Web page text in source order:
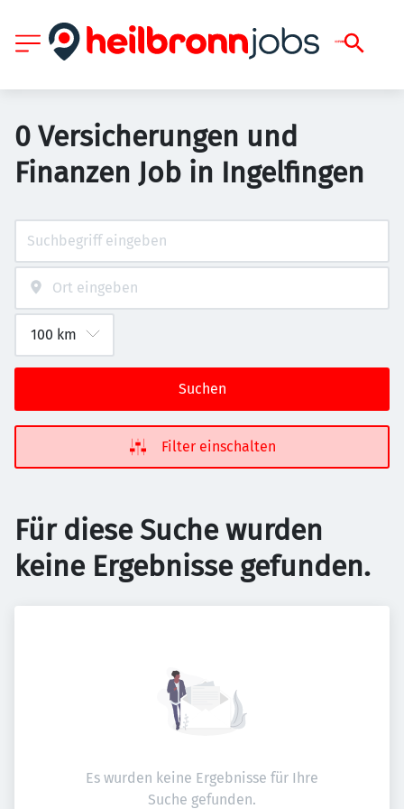
0 Versicherungen und
Finanzen Job in Ingelfingen
Suchen
Filter einschalten
Für diese Suche wurden
keine Ergebnisse gefunden.
Es wurden keine Ergebnisse für Ihre
Suche gefunden.